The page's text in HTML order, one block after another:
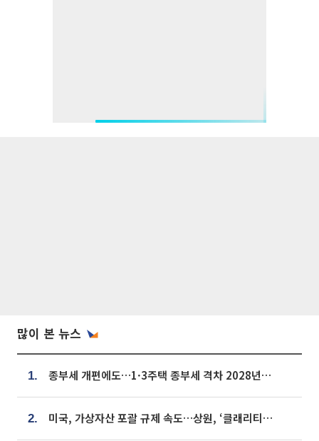
많이 본 뉴스
1. 종부세 개편에도…1·3주택 종부세 격차 2028년부터 확대
2. 미국, 가상자산 포괄 규제 속도…상원, ‘클래리티법’ 9월 절차투표 추진